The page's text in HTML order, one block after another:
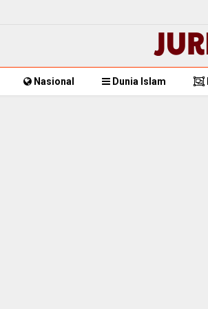
Nasional Dunia Islam